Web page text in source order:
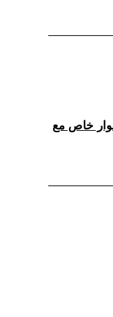
خاص مع